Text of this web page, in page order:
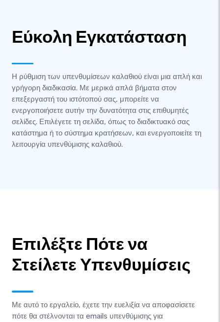
Εύκολη Εγκατάσταση
Η ρύθμιση των υπενθυμίσεων καλαθιού είναι μια απλή και
γρήγορη διαδικασία. Με μερικά απλά βήματα στον
επεξεργαστή του ιστότοπού σας, μπορείτε να
ενεργοποιήσετε αυτήν την δυνατότητα στις επιθυμητές
σελίδες. Επιλέγετε τη σελίδα, όπως το διαδικτυακό σας
κατάστημα ή το σύστημα κρατήσεων, και ενεργοποιείτε τη
λειτουργία υπενθύμισης καλαθιού.
Επιλέξτε Πότε να
Στείλετε Υπενθυμίσεις
Με αυτό το εργαλείο, έχετε την ευελιξία να αποφασίσετε
πότε θα στέλνονται τα emails υπενθύμισης για